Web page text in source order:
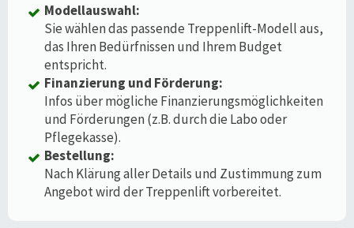
Modellauswahl:
Sie wählen das passende Treppenlift-Modell aus,
das Ihren Bedürfnissen und Ihrem Budget
entspricht.
Finanzierung und Förderung:
Infos über mögliche Finanzierungsmöglichkeiten
und Förderungen (z.B. durch die Labo oder
Pflegekasse).
Bestellung:
Nach Klärung aller Details und Zustimmung zum
Angebot wird der Treppenlift vorbereitet.